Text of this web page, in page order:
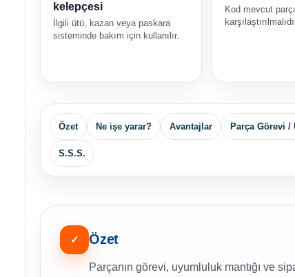
kelepçesi
İlgili ütü, kazan veya paskara
sisteminde bakım için kullanılır.
Kod mevcut
Özet Ne işe yarar? Avantajlar Parça Görevi /
S.S.S.
✓ Özet
Parçanın görevi, uyumluluk mantığı ve